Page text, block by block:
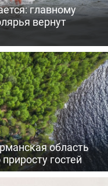
главному
вернут
область
гостей